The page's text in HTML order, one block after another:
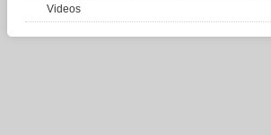
Videos